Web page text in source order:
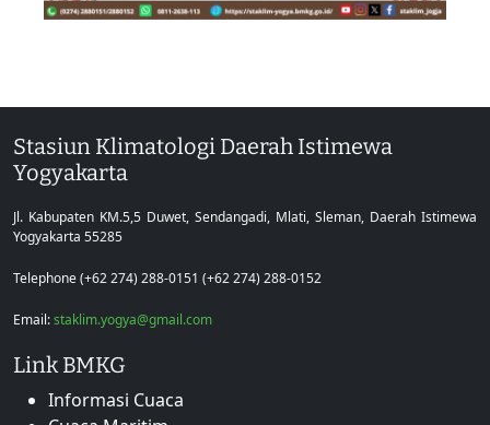
Stasiun Klimatologi Daerah Istimewa
Yogyakarta
Jl. Kabupaten KM.5,5 Duwet, Sendangadi, Mlati, Sleman, Daerah Istimewa
Yogyakarta 55285
Telephone (+62 274) 288-0151 (+62 274) 288-0152
Email:staklim.yogya@gmail.com
Link BMKG
Informasi Cuaca